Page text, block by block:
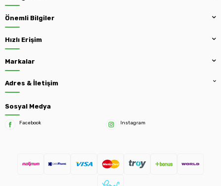
Önemli Bilgiler
Hızlı Erişim
Markalar
Adres & İletişim
Sosyal Medya
Facebook Instagram